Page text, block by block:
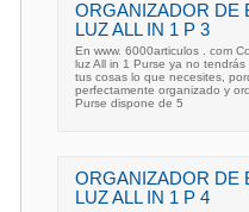
ORGANIZADOR DE
LUZ ALL IN 1 P 3
En www. 6000articulos . com
luz All in 1 Purse ya no
tus cosas lo que necesites,
perfectamente organizado y
Purse dispone de 5
ORGANIZADOR DE
LUZ ALL IN 1 P 4